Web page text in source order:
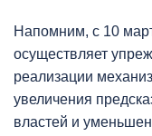
Напомним, с 10
осуществляет
реализации
увеличения
властей и